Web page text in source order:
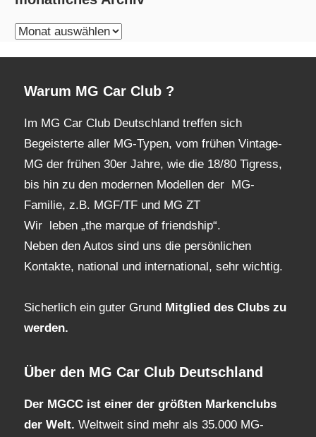
monatliches
Warum MG Car Club ?
Im MG Car Club Deutschland treffen sich
Begeisterte aller MG-Typen, vom frühen Vintage-
MG der frühen 30er Jahre, wie die 18/80 Tigress,
bis hin zu den modernen Modellen der MG-
Familie, z.B. MGF/TF und MG ZT
Wir leben „the marque of friendship“.
Neben den Autos sind uns die persönlichen
Kontakte, national und international, sehr wichtig.
Sicherlich ein guter Grund Mitglied des Clubs zu
werden.
Über den MG Car Club Deutschland
Der MGCC ist einer der größten Markenclubs
der Welt. Weltweit sind mehr als 35.000 MG-